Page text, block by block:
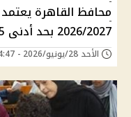
محافظ القاهرة
2026/2027 بحد أدنى 225 درجة وشروط القبول
الأحد 28/يونيو/2026 - 04:47 م